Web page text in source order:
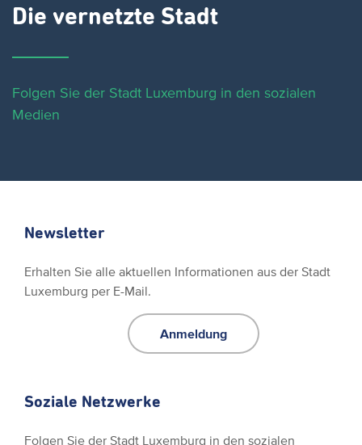
Die vernetzte Stadt
Folgen Sie der Stadt Luxemburg in den sozialen
Medien
Newsletter
Erhalten Sie alle aktuellen Informationen aus der Stadt
Luxemburg per E-Mail.
Anmeldung
Soziale Netzwerke
Folgen Sie der Stadt Luxemburg in den sozialen